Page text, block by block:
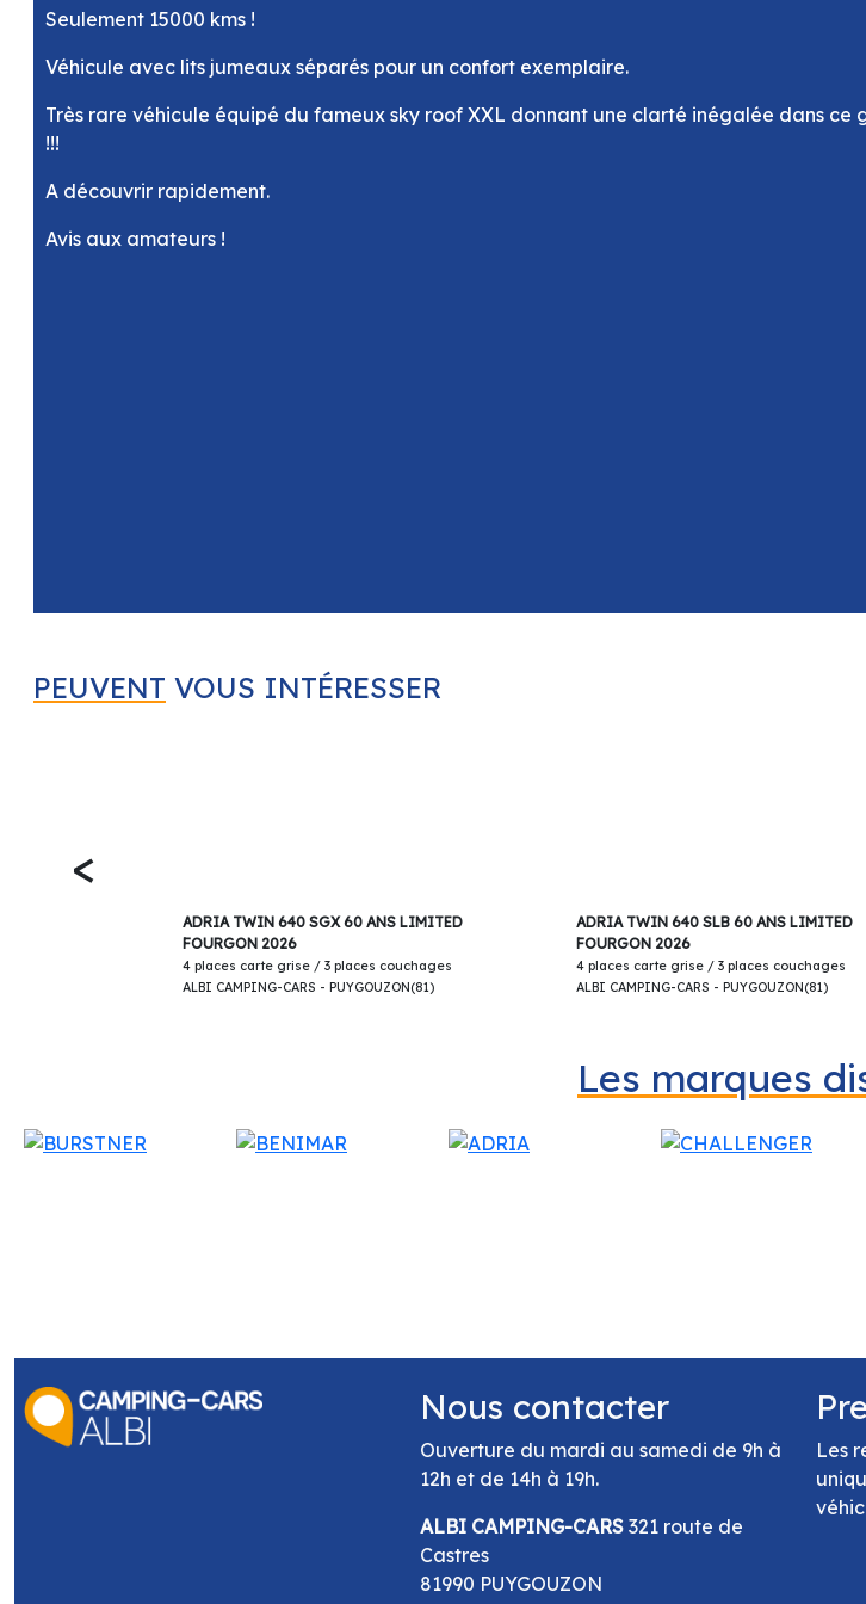
Seulement 15000 kms !
Véhicule avec lits jumeaux séparés pour un confort exemplaire.
Très rare véhicule équipé du fameux sky roof XXL donnant une clarté inégalée dans ce
!!!
A découvrir rapidement.
Avis aux amateurs !
PEUVENT VOUS INTÉRESSER
<
ADRIA TWIN 640 SGX 60 ANS LIMITED
FOURGON 2026
4 places carte grise / 3 places couchages
ALBI CAMPING-CARS - PUYGOUZON(81)
ADRIA TWIN 640 SLB 60 ANS LIMITED
FOURGON 2026
4 places carte grise / 3 places couchages
ALBI CAMPING-CARS - PUYGOUZON(81)
Les marques
Nous contacter
Ouverture du mardi au samedi de 9h à
12h et de 14h à 19h.
ALBI CAMPING-CARS 321 route de
Castres
81990 PUYGOUZON
Les